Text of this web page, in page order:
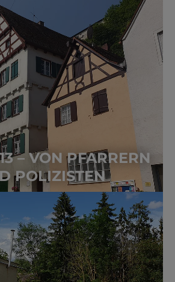
– VON PFARRERN
POLIZISTEN